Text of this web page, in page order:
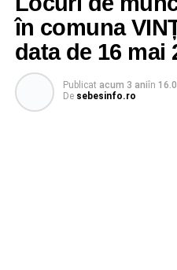
în comuna
data de 16 mai
Publicat acum 3 aniîn
De sebesinfo.ro